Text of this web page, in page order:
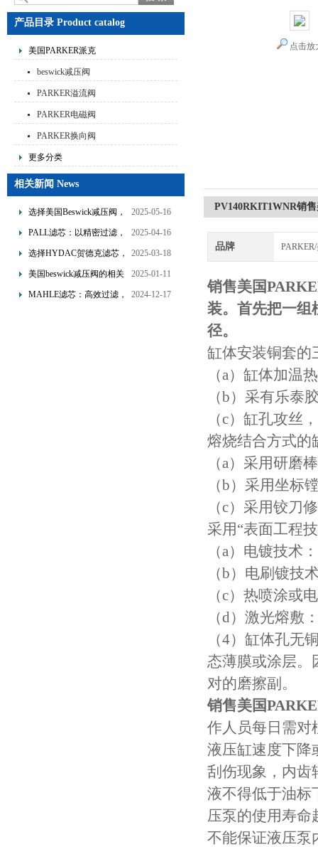
产品目录 Product catalog
美国PARKER派克
beswick减压阀
PARKER溢流阀
PARKER电磁阀
PARKER换向阀
更多分类
相关新闻 News
选择美国Beswick减压阀，
提升流体系统效率
2025-05-16
PALL滤芯：以精密过滤，
为工业流体筑起“隐形安全
2025-04-16
选择HYDAC贺德克滤芯，
享受精准过滤与稳定性能
2025-03-18
美国beswick减压阀的相关
知识
2025-01-11
MAHLE滤芯：高效过滤，
2024-12-17
点击放
PV140RKIT1WNR销
品牌
销售美国
装。首先把一组
径。
缸体安装铜套的
（a）缸体加温
（b）采有乐泰
（c）缸孔攻丝
熔烧结合方式的
（a）采用研磨
（b）采用坐标
（c）采用铰刀
采用“表面工程
（a）电镀技术
（b）电刷镀技
（c）热喷涂或
（d）激光熔敷
（4）缸体孔无
态薄膜或涂层
对的磨擦副。
销售美国
作人员每日需对
液压缸速度下降
刮伤现象，内齿
液不得低于油标
压泵的使用寿命
不能保证液压泵